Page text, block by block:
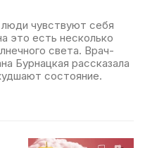
чувствуют себя
это есть несколько
света. Врач-
Бурнацкая рассказала
состояние.